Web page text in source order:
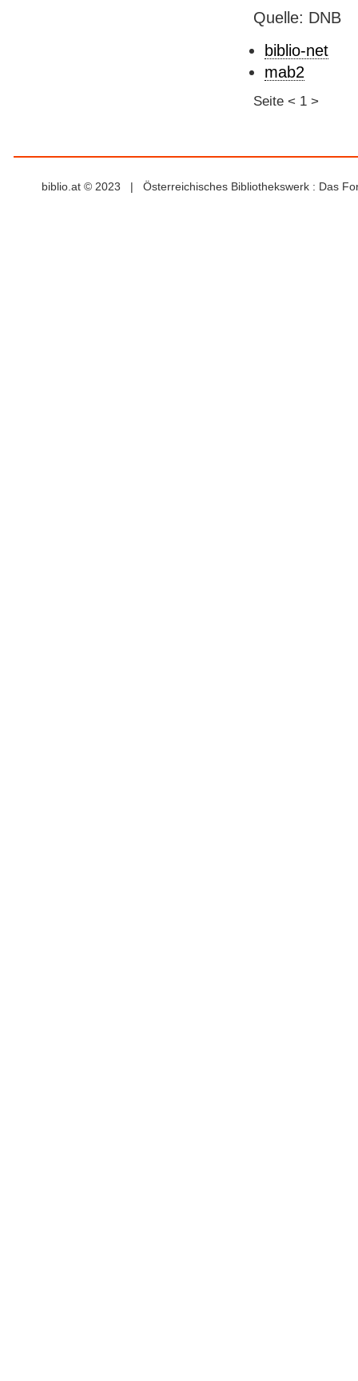
Quelle: DNB
biblio-net
mab2
Seite < 1 >
biblio.at © 2023 | Österreichisches Bibliothekswerk : Das